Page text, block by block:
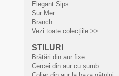
Elegant Sips
Sur Mer
Branch
Vezi toate colecțiile >>
STILURI
Brățări din aur fixe
Cercei din aur cu șurub